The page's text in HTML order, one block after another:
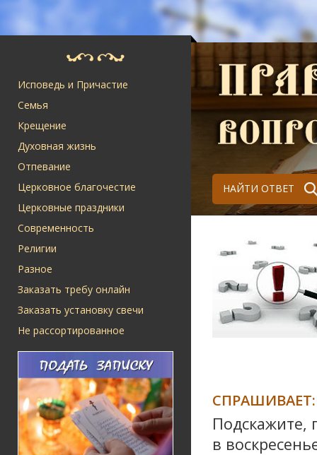
Исповедь и Причастие
Семья
Крещение
Духовная жизнь
Отпевание
Церковное благочестие
Церковные праздники
Современность
Религии
Разное
Заказать требу онлайн
Заказать установку свечи
Не рассортированное
НАЙТИ ОТВЕТ
СПРАШИВАЕТ:
Подскажите,
в